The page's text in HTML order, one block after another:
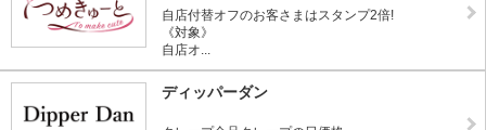
自店付替オフのお客さまはスタンプ2倍!
《対象》
自店オ...
ディッパーダン